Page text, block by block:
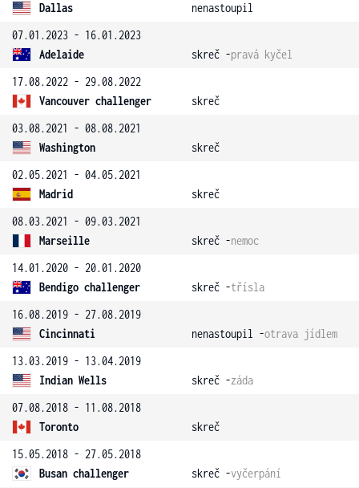
Dallas
nenastoupil
07.01.2023 - 16.01.2023
Adelaide
skreč -pravá kyčel
17.08.2022 - 29.08.2022
Vancouver challenger
skreč
03.08.2021 - 08.08.2021
Washington
skreč
02.05.2021 - 04.05.2021
Madrid
skreč
08.03.2021 - 09.03.2021
Marseille
skreč -nemoc
14.01.2020 - 20.01.2020
Bendigo challenger
skreč -třísla
16.08.2019 - 27.08.2019
Cincinnati
nenastoupil -otrava jídlem
13.03.2019 - 13.04.2019
Indian Wells
skreč -záda
07.08.2018 - 11.08.2018
Toronto
skreč
15.05.2018 - 27.05.2018
Busan challenger
skreč -vyčerpání